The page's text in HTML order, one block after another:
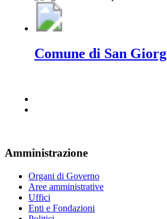
Comune di San
Amministrazione
Organi di Governo
Aree amministrative
Uffici
Enti e Fondazioni